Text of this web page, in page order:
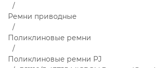
Ремни приводные
Поликлиновые ремни
Поликлиновые ремни PJ